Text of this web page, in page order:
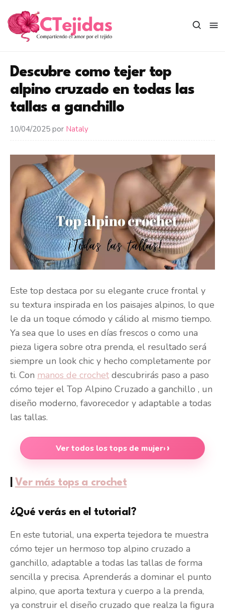
contenido
Descubre como tejer top
alpino cruzado en todas las
tallas a ganchillo
10/04/2025 por Nataly
Este top destaca por su elegante cruce frontal y
su textura inspirada en los paisajes alpinos, lo que
le da un toque cómodo y cálido al mismo tiempo.
Ya sea que lo uses en días frescos o como una
pieza ligera sobre otra prenda, el resultado será
siempre un look chic y hecho completamente por
ti. Con manos de crochet descubrirás paso a paso
cómo tejer el Top Alpino Cruzado a ganchillo , un
diseño moderno, favorecedor y adaptable a todas
las tallas.
Ver todos los tops de mujer›
Ver más tops a crochet
¿Qué verás en el tutorial?
En este tutorial, una experta tejedora te muestra
cómo tejer un hermoso top alpino cruzado a
ganchillo, adaptable a todas las tallas de forma
sencilla y precisa. Aprenderás a dominar el punto
alpino, que aporta textura y cuerpo a la prenda,
ya construir el diseño cruzado que realza la figura